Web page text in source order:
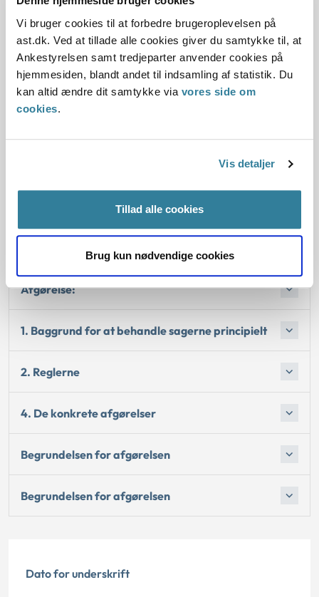
Vi bruger cookies til at forbedre brugeroplevelsen på
ast.dk. Ved at tillade alle cookies giver du samtykke til, at
Ankestyrelsen samt tredjeparter anvender cookies på
hjemmesiden, blandt andet til indsamling af statistik. Du
kan altid ændre dit samtykke via vores side om
cookies.
Vis detaljer
Tillad alle cookies
Brug kun nødvendige cookies
ophold uden for hjemmet, da støtten var nødvendig for, at
borgeren kunne komme på et kortere ophold af 4-5 dages
varighed i Danmark uden for borgerens botilbud.
Kommunen havde henvist til, at kommunen ikke havde en
servicestandard, der gav mulighed for socialpædagogisk
støtte uden for hjemmet i forbindelse med ferieophold
tilstrækkeligt kompenseret gennem kommunens
serviceniveau på socialpædagogisk støtte i 10 feriedage.
socialpædagogisk støtte på samme feriested.
Afgørelse:
1. Baggrund for at behandle sagerne principielt
2. Reglerne
4. De konkrete afgørelser
Begrundelsen for afgørelsen
Begrundelsen for afgørelsen
Dato for underskrift